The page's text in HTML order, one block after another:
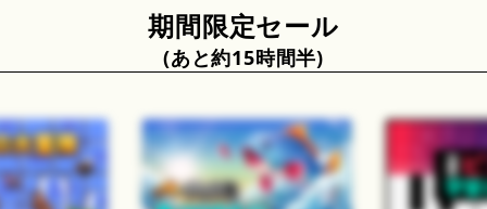
期間限定セール
あと約15時間半